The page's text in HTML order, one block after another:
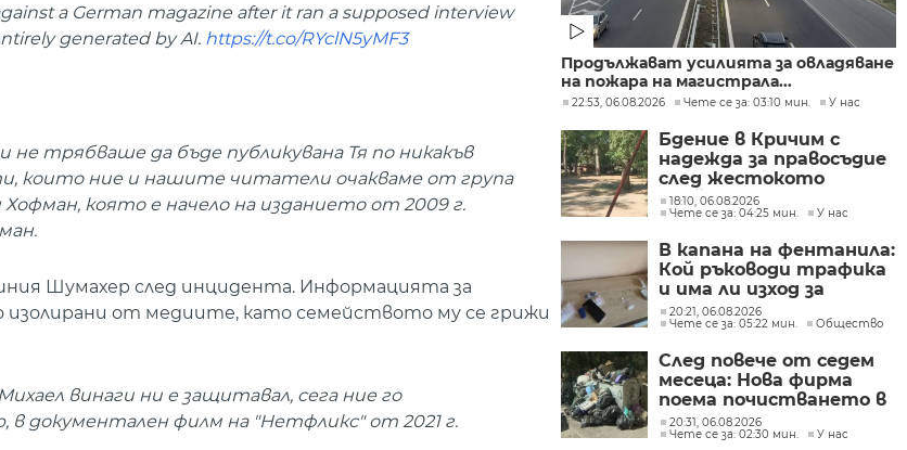
a German magazine after it ran a supposed interview
generated by AI. https://t.co/RYclN5yMF3
трябваше да бъде публикувана Тя по никакъв
които ние и нашите читатели очакваме от група
която е начело на изданието от 2009 г.
Шумахер след инцидента. Информацията за
изолирани от медиите, като семейството му се грижи
винаги ни е защитавал, сега ние го
в документален филм на "Нетфликс" от 2021 г.
Продължават усилията за овладяване
на пожара на магистрала...
22:53, 06.08.2026 Чете се за: 03:10 мин. У нас
Бдение в Кричим с
надежда за правосъдие
след жестокото
убийство на млад мъж
в Пловдив от
18:10, 06.08.2026
Чете се за: 04:25 мин.
У нас
В капана на фентанила:
Кой ръководи трафика
и има ли изход за
пристрастените?
20:21, 06.08.2026
Чете се за: 05:22 мин.
Общество
След повече от седем
месеца: Нова фирма
поема почистването в
столичните райони
"Слатина", "Подуяне" и
20:31, 06.08.2026
Чете се за: 02:30 мин.
У нас